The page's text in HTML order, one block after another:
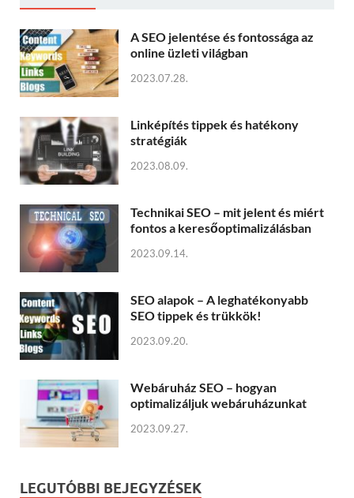
A SEO jelentése és fontossága az
online üzleti világban
2023.07.28.
Linképítés tippek és hatékony
stratégiák
2023.08.09.
Technikai SEO – mit jelent és miért
fontos a keresőoptimalizálásban
2023.09.14.
SEO alapok – A leghatékonyabb
SEO tippek és trükkök!
2023.09.20.
Webáruház SEO – hogyan
optimalizáljuk webáruházunkat
2023.09.27.
LEGUTÓBBI BEJEGYZÉSEK